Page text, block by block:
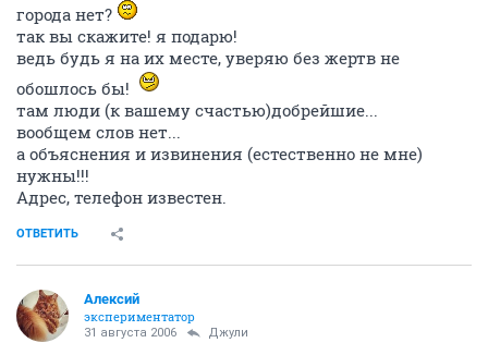
города нет?
так вы скажите! я подарю!
ведь будь я на их месте, уверяю без жертв не
обошлось бы!
там люди (к вашему счастью)добрейшие...
вообщем слов нет...
а объяснения и извинения (естественно не мне)
нужны!!!
Адрес, телефон известен.
ОТВЕТИТЬ
Алексий
экспериментатор
31 августа 2006 Джули